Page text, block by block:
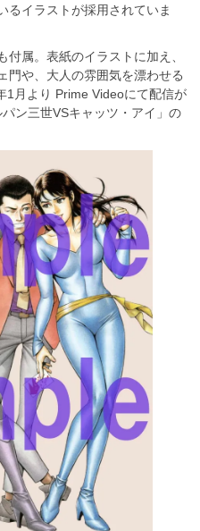
るイラストが採用されていま
付属。表紙のイラストに加え、
門や、大人の雰囲気を漂わせる
1月より Prime Videoにて配信が
ン三世VSキャッツ・アイ」の